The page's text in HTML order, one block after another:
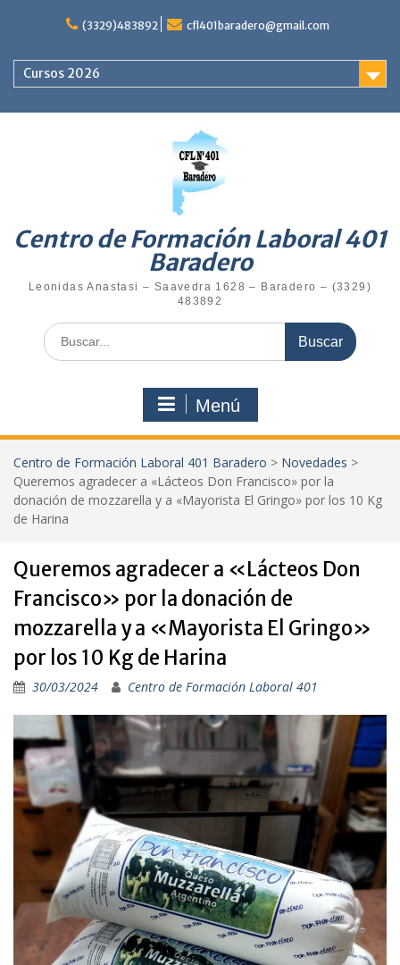
(3329)483892 cfl401baradero@gmail.com
Cursos 2026
Centro de Formación Laboral 401
Baradero
Leonidas Anastasi – Saavedra 1628 – Baradero – (3329)
483892
Menú
Centro de Formación Laboral 401 Baradero > Novedades >
Queremos agradecer a «Lácteos Don Francisco» por la
donación de mozzarella y a «Mayorista El Gringo» por los 10 Kg
de Harina
Queremos agradecer a «Lácteos Don
Francisco» por la donación de
mozzarella y a «Mayorista El Gringo»
por los 10 Kg de Harina
30/03/2024 Centro de Formación Laboral 401